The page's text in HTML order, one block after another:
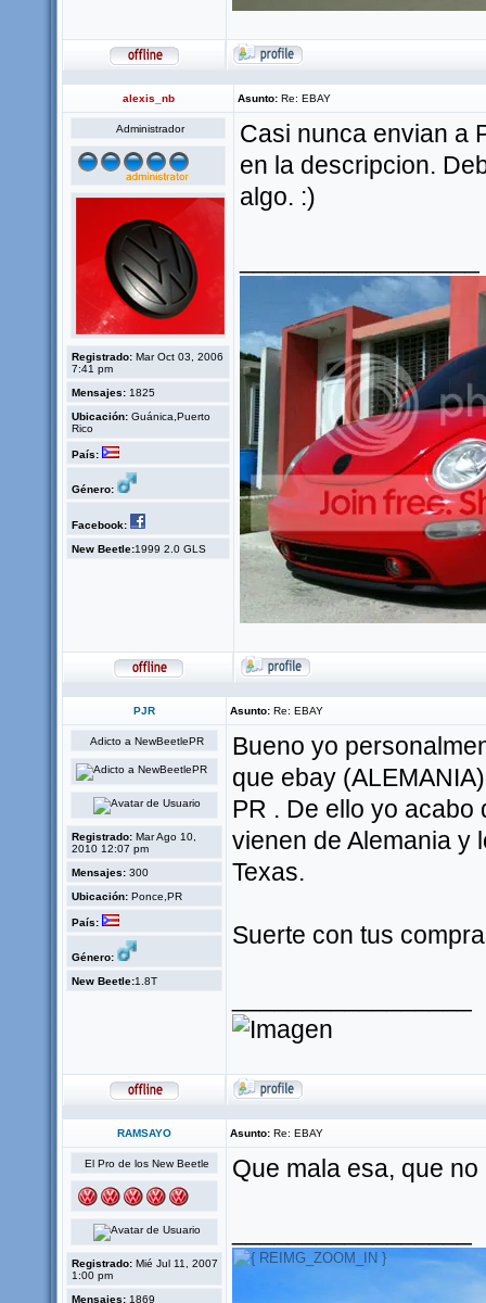
alexis_nb Asunto: Re: EBAY
Administrador
Registrado: Mar Oct 03, 2006
7:41 pm
Mensajes: 1825
Ubicación: Guánica,Puerto
Rico
País:
Género:
Facebook:
New Beetle:1999 2.0 GLS
Casi nunca envian a
en la descripcion.
algo. :)
PJR Asunto: Re: EBAY
Adicto a NewBeetlePR
Registrado: Mar Ago 10,
2010 12:07 pm
Mensajes: 300
Ubicación: Ponce,PR
País:
Género:
New Beetle:1.8T
Bueno yo
que ebay
PR . De ello yo acabo
vienen de Alemania y
Texas.
Suerte con tus
RAMSAYO Asunto: Re: EBAY
El Pro de los New Beetle
Registrado: Mié Jul 11, 2007
1:00 pm
Mensajes: 1869
Que mala esa, que no